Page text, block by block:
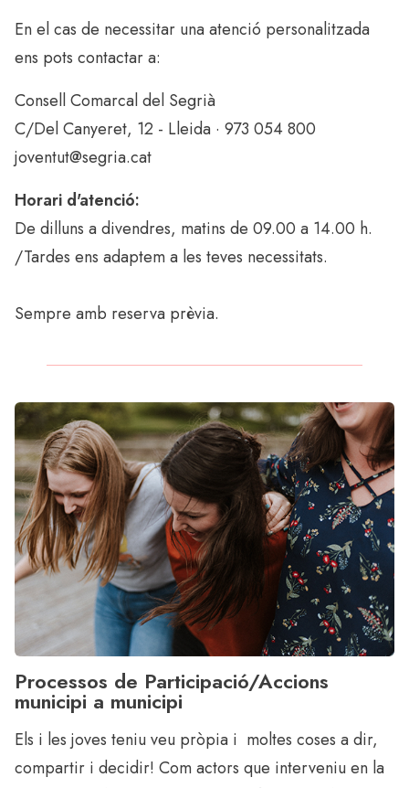
En el cas de necessitar una atenció personalitzada
ens pots contactar a:
Consell Comarcal del Segrià
C/Del Canyeret, 12 - Lleida · 973 054 800
joventut@segria.cat
Horari d'atenció:
De dilluns a divendres, matins de 09.00 a 14.00 h.
/Tardes ens adaptem a les teves necessitats.
Sempre amb reserva prèvia.
Processos de Participació/Accions
municipi a municipi
Els i les joves teniu veu pròpia i moltes coses a dir,
compartir i decidir! Com actors que interveniu en la